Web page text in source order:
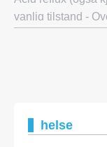
vanlig tilstand -
helse